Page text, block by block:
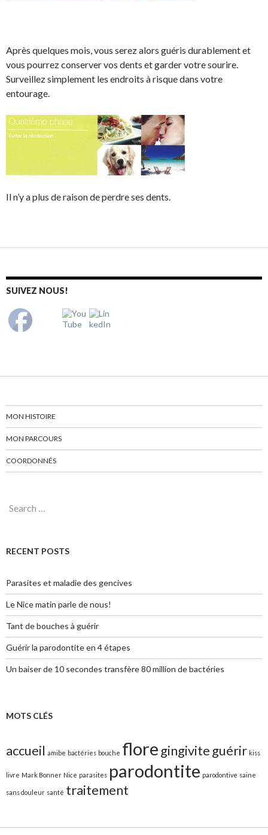
Après quelques mois, vous serez alors guéris durablement et
vous pourrez conserver vos dents et garder votre sourire.
Surveillez simplement les endroits à risque dans votre
entourage.
Il n’y a plus de raison de perdre ses dents.
SUIVEZ NOUS!
MON HISTOIRE
MON PARCOURS
COORDONNÉS
Search for:
RECENT POSTS
Parasites et maladie des gencives
Le Nice matin parle de nous!
Tant de bouches à guérir
Guérir la parodontite en 4 étapes
Un baiser de 10 secondes transfère 80 million de bactéries
MOTS CLÉS
accueil amibe bactéries bouche flore gingivite guérir kiss
livre Mark Bonner Nice parasites parodontite parodontive saine
sans douleur santé traitement